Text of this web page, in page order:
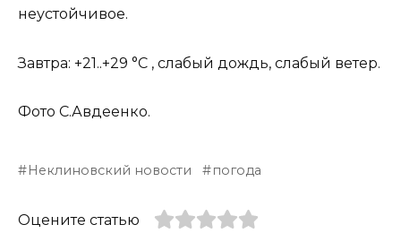
неустойчивое.
Завтра: +21..+29 °C , cлабый дождь, слабый ветер.
Фото С.Авдеенко.
Неклиновский новости погода
Оцените статью